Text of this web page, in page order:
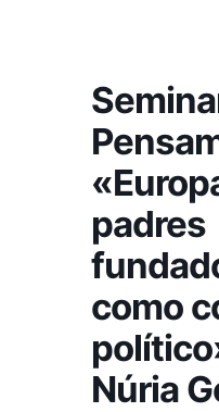
padres
como
Núria